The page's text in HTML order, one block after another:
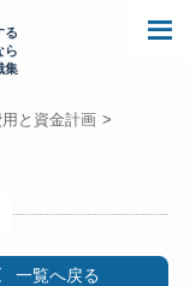
る
ら
集
用と資金計画
一覧へ戻る